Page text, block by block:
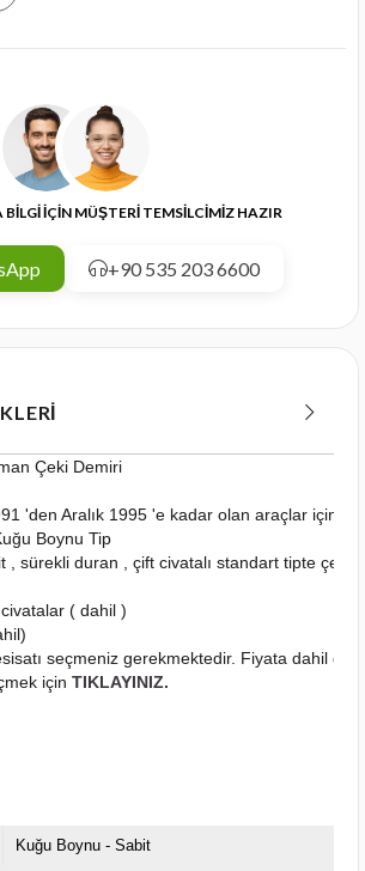
BİLGİ İÇİN MÜŞTERİ TEMSİLCİMİZ HAZIR
+90 535 203 6600
Çeki Demiri
'den Aralık 1995 'e kadar olan araçlar için
Boynu Tip
, sürekli duran , çift civatalı standart tipte çeki
( dahil )
seçmeniz gerekmektedir. Fiyata dahil
için TIKLAYINIZ.
Kuğu Boynu - Sabit